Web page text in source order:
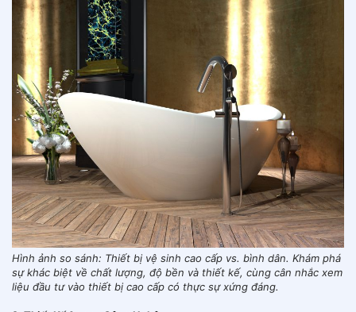
Hình ảnh so sánh: Thiết bị vệ sinh cao cấp vs. bình dân. Khám phá
sự khác biệt về chất lượng, độ bền và thiết kế, cùng cân nhắc xem
liệu đầu tư vào thiết bị cao cấp có thực sự xứng đáng.